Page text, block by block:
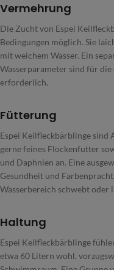
Vermehrung
Die Zucht von Espei
Bedingungen möglich. Sie
mit weichem Wasser. Ein
Wasserparameter sind für
erforderlich.
Fütterung
Espei Keilfleckbärblinge sind
gerne feines Flockenfutter
und Daphnien an. Eine
Gesundheit und
Wasserbereich schwebt oder
Haltung
Espei Keilfleckbärblinge
etwa 60 Litern wohl,